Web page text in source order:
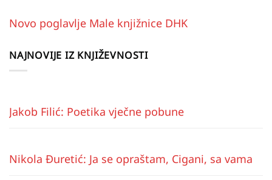
Novo poglavlje Male knjižnice DHK
NAJNOVIJE IZ KNJIŽEVNOSTI
Jakob Filić: Poetika vječne pobune
Nikola Đuretić: Ja se opraštam, Cigani, sa vama